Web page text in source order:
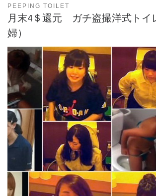
PEEPING TOILET
月末4＄還元 ガチ盗撮洋式トイ
婦）